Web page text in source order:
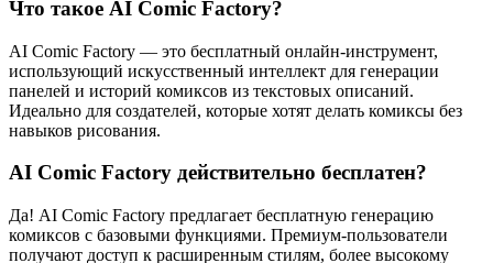
Что такое AI Comic Factory?
AI Comic Factory — это бесплатный онлайн-инструмент,
использующий искусственный интеллект для генерации
панелей и историй комиксов из текстовых описаний.
Идеально для создателей, которые хотят делать комиксы без
навыков рисования.
AI Comic Factory действительно бесплатен?
Да! AI Comic Factory предлагает бесплатную генерацию
комиксов с базовыми функциями. Премиум-пользователи
получают доступ к расширенным стилям, более высокому